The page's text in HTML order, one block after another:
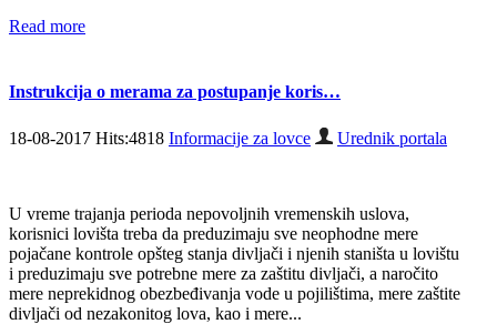
Read more
Instrukcija o merama za postupanje koris…
18-08-2017 Hits:4818 Informacije za lovce Urednik portala
U vreme trajanja perioda nepovoljnih vremenskih uslova,
korisnici lovišta treba da preduzimaju sve neophodne mere
pojačane kontrole opšteg stanja divljači i njenih staništa u lovištu
i preduzimaju sve potrebne mere za zaštitu divljači, a naročito
mere neprekidnog obezbeđivanja vode u pojilištima, mere zaštite
divljači od nezakonitog lova, kao i mere...